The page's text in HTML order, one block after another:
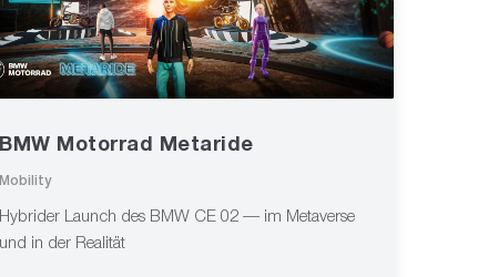
BMW Motorrad Metaride
Mobility
Hybrider Launch des BMW CE 02 — im Metaverse
und in der Realität